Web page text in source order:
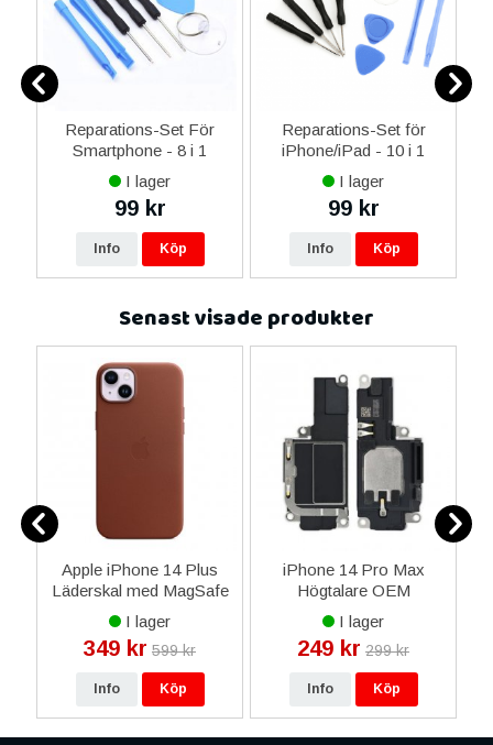
Reparations-Set För
Smartphone - 8 i 1
I lager
99 kr
Info Köp
Reparations-Set för
iPhone/iPad - 10 i 1
I lager
99 kr
Info Köp
Senast visade produkter
Apple iPhone 14 Plus
Läderskal med MagSafe
Original - Umber
I lager
349 kr 599 kr
Info Köp
iPhone 14 Pro Max
Högtalare OEM
I lager
249 kr 299 kr
Info Köp